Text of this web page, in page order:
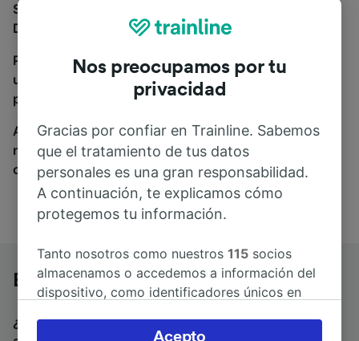
Si estás buscando autobuses de Erlangen a
Düsseldorf Hbf, estás en el sitio adecuado.
Para encontrar billetes de autobús, simplemente haz
una búsqueda y nosotros compararemos horarios y
precios tanto de tren como de autobús.
A donde quiera que vayas, tu viaje empieza con
nosotros. Encuentra billetes de más de 170
compañías de tren y autobús.
Erlangen a Düsseldorf Hbf en autobús
¿Estás buscando un billete de vuelta para volver en
Nos preocupamos por tu
privacidad
Gracias por confiar en Trainline. Sabemos
que el tratamiento de tus datos
personales es una gran responsabilidad.
A continuación, te explicamos cómo
protegemos tu información.
Tanto nosotros como nuestros115 socios
almacenamos o accedemos a información del
dispositivo, como identificadores únicos en
Puedes aceptar o administrar tus preferencias
Acepto